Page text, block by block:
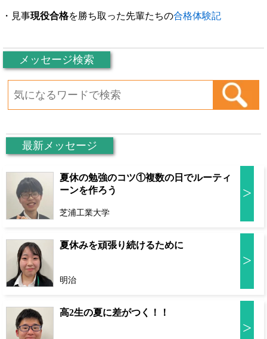
・見事現役合格を勝ち取った先輩たちの合格体験記
メッセージ検索
最新メッセージ
夏休の勉強のコツ①複数の日でルーティ
ーンを作ろう
芝浦工業大学
>
夏休みを頑張り続けるために
明治
>
高2生の夏に差がつく！！
>